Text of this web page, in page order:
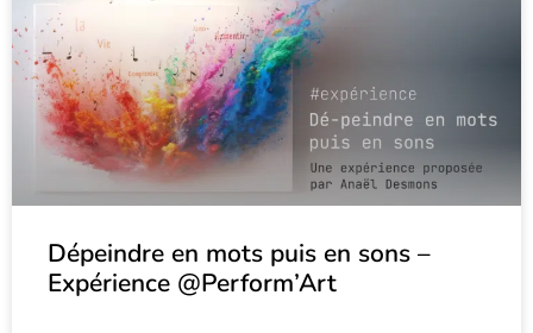
Dépeindre en mots puis en sons –
Expérience @Perform’Art